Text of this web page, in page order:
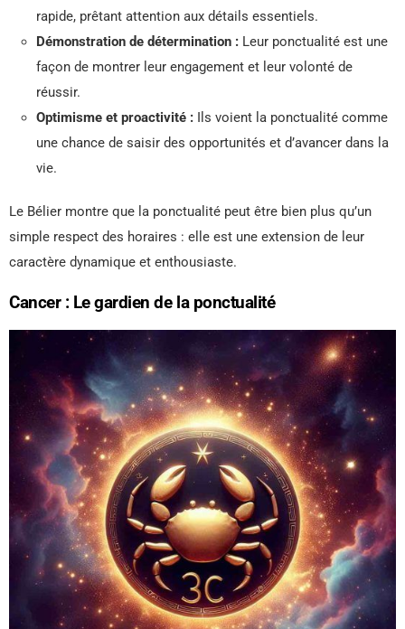
rapide, prêtant attention aux détails essentiels.
Démonstration de détermination : Leur ponctualité est une
façon de montrer leur engagement et leur volonté de
réussir.
Optimisme et proactivité : Ils voient la ponctualité comme
une chance de saisir des opportunités et d’avancer dans la
vie.
Le Bélier montre que la ponctualité peut être bien plus qu’un
simple respect des horaires : elle est une extension de leur
caractère dynamique et enthousiaste.
Cancer : Le gardien de la ponctualité